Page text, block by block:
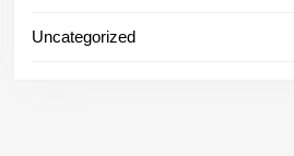
Uncategorized